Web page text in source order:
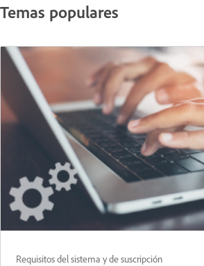
Temas populares
Requisitos del sistema y de suscripción